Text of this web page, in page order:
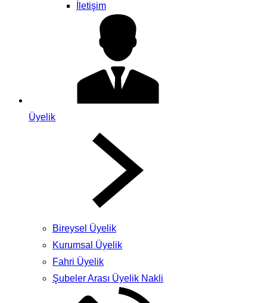
İletişim
Üyelik
Bireysel Üyelik
Kurumsal Üyelik
Fahri Üyelik
Şubeler Arası Üyelik Nakli